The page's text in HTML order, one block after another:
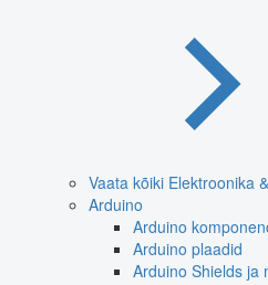
Vaata kõiki Elektroonika
Arduino
Arduino
Arduino plaadid
Arduino Shields ja